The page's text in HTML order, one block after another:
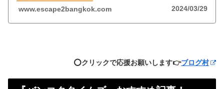
www.escape2bangkok.com 2024/03/29
⭕️クリックで応援お願いします👉ブログ村